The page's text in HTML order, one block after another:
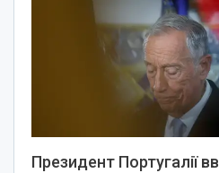
Президент Португалії